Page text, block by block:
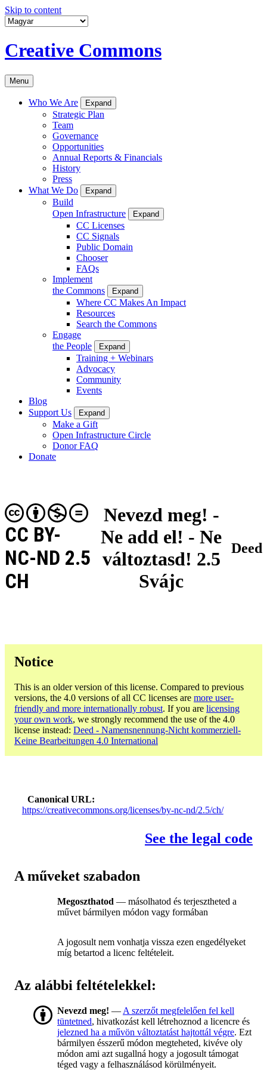
Skip to content
Creative Commons
Menu
Who We Are Expand
Strategic Plan
Team
Governance
Opportunities
Annual Reports & Financials
History
Press
What We Do
Expand
Build
Open Infrastructure
Expand
CC Licenses
CC Signals
Public Domain
Chooser
FAQs
Implement
the Commons
Expand
Where CC Makes An Impact
Resources
Search the Commons
Engage
the People
Expand
Training + Webinars
Advocacy
Community
Events
Blog
Support Us
Expand
Make a Gift
Open Infrastructure Circle
Donor FAQ
Donate
Nevezd meg! -
Ne add el! - Ne
változtasd! 2.5
Svájc
CC BY-
NC-ND 2.5
CH
Deed
Notice
This is an older version of this license. Compared to previous
versions, the 4.0 versions of all CC licenses are more user-
friendly and more internationally robust. If you are licensing
your own work, we strongly recommend the use of the 4.0
license instead: Deed - Namensnennung-Nicht kommerziell-
Keine Bearbeitungen 4.0 International
Canonical URL
https://creativecommons.org/licenses/by-nc-nd/2.5/ch/
See the legal code
A műveket szabadon
Megoszthatod — másolhatod és terjesztheted a
művet bármilyen módon vagy formában
A jogosult nem vonhatja vissza ezen engedélyeket
míg betartod a licenc feltételeit.
Az alábbi feltételekkel:
Nevezd meg! — A szerzőt megfelelően fel kell
tüntetned, hivatkozást kell létrehoznod a licencre és
jelezned ha a művön változtatást hajtottál végre. Ezt
bármilyen ésszerű módon megteheted, kivéve oly
módon ami azt sugallná hogy a jogosult támogat
téged vagy a felhasználásod körülményeit.